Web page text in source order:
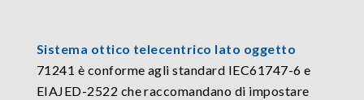
Sistema ottico telecentrico lato oggetto
71241 è conforme agli standard IEC61747-6 e
EIAJED-2522 che raccomandano di impostare